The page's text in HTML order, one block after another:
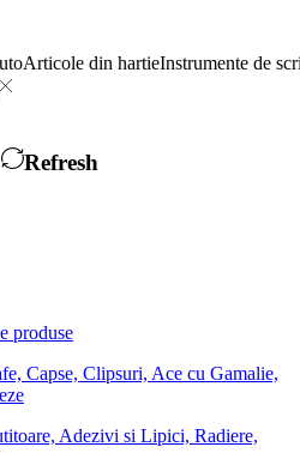
Articole din hartieInstrumente de
Refresh
produse
Capse, Clipsuri, Ace cu Gamalie,
Adezivi si Lipici, Radiere,